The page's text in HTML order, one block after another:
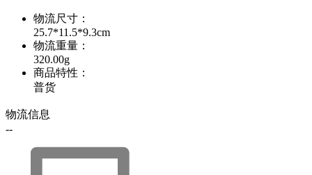
物流尺寸 ：
25.7*11.5*9.3cm
物流重量 ：
320.00g
商品特性 ：
普货
物流信息
--